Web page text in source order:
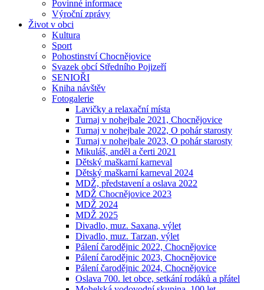
Povinné informace
Výroční zprávy
Život v obci
Kultura
Sport
Pohostinství Chocnějovice
Svazek obcí Středního Pojizeří
SENIOŘI
Kniha návštěv
Fotogalerie
Lavičky a relaxační místa
Turnaj v nohejbale 2021, Chocnějovice
Turnaj v nohejbale 2022, O pohár starosty
Turnaj v nohejbale 2023, O pohár starosty
Mikuláš, anděl a čerti 2021
Dětský maškarní karneval
Dětský maškarní karneval 2024
MDŽ, představení a oslava 2022
MDŽ Chocnějovice 2023
MDŽ 2024
MDŽ 2025
Divadlo, muz. Saxana, výlet
Divadlo, muz. Tarzan, výlet
Pálení čarodějnic 2022, Chocnějovice
Pálení čarodějnic 2023, Chocnějovice
Pálení čarodějnic 2024, Chocnějovice
Oslava 700. let obce, setkání rodáků a přátel